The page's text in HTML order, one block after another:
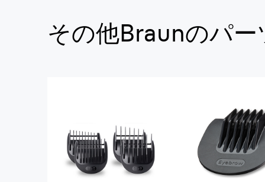
その他Braunのパー